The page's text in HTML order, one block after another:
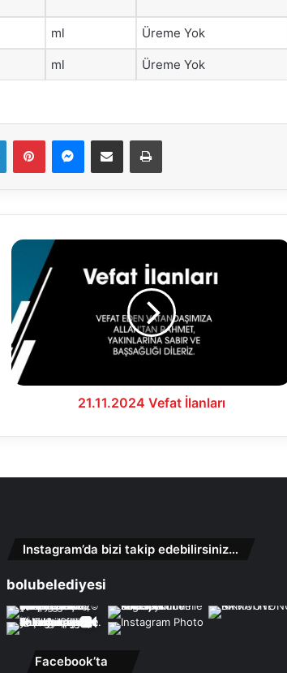
ml Üreme Yok
ml Üreme Yok
LinkedInPinterestMessenger
E-Mail ile paylaş Yazdır
21.11.2024
İlanları
21.11.2024 Vefat İlanları
Instagram’da bizi takip edebilirsiniz…
bolubelediyesi
Facebook’ta